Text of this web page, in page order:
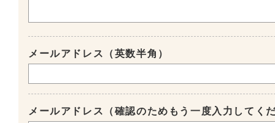
メールアドレス（英数半角）
メールアドレス（確認のためもう一度入力してく